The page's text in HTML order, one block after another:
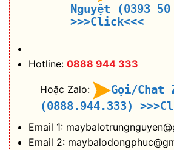
Nguyệt (0393
>>>Click<<<
Hotline: 0888 944 333
Hoặc Zalo:
Gọi/Chat
(0888.944.333)
Email 1:
Email 2: